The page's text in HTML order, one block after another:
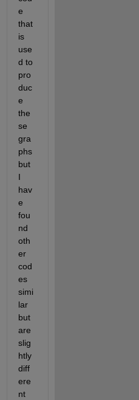
e
that
is
use
d to
pro
duc
e
the
se
gra
phs
but
I
hav
e
fou
nd
oth
er
cod
es
simi
lar
but
are
slig
htly
diff
ere
nt